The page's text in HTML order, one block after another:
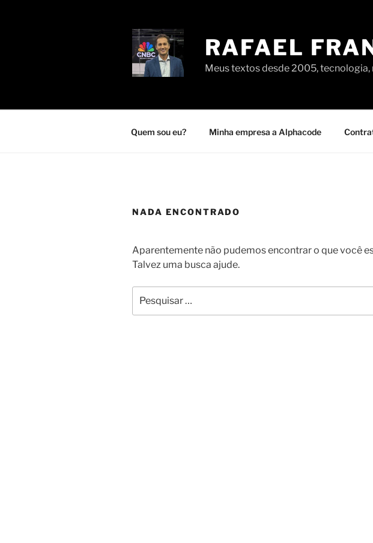
RAFAEL
Meus textos desde 2005,
Quem sou eu? Minha empresa a Alphacode
NADA ENCONTRADO
Aparentemente não pudemos encontrar o que você
Talvez uma busca ajude.
por: